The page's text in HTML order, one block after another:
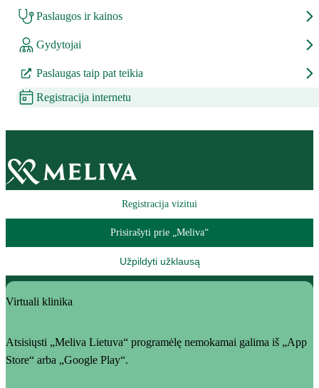
Paslaugos ir kainos
Gydytojai
Paslaugas taip pat teikia
Registracija internetu
Registracija vizitui
Prisirašyti prie „Meliva“
Užpildyti užklausą
Virtuali klinika
Atsisiųsti „Meliva Lietuva“ programėlę nemokamai galima iš „App
Store“ arba „Google Play“.